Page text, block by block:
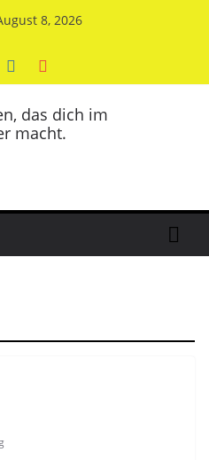
8, 2026
das dich im
macht.